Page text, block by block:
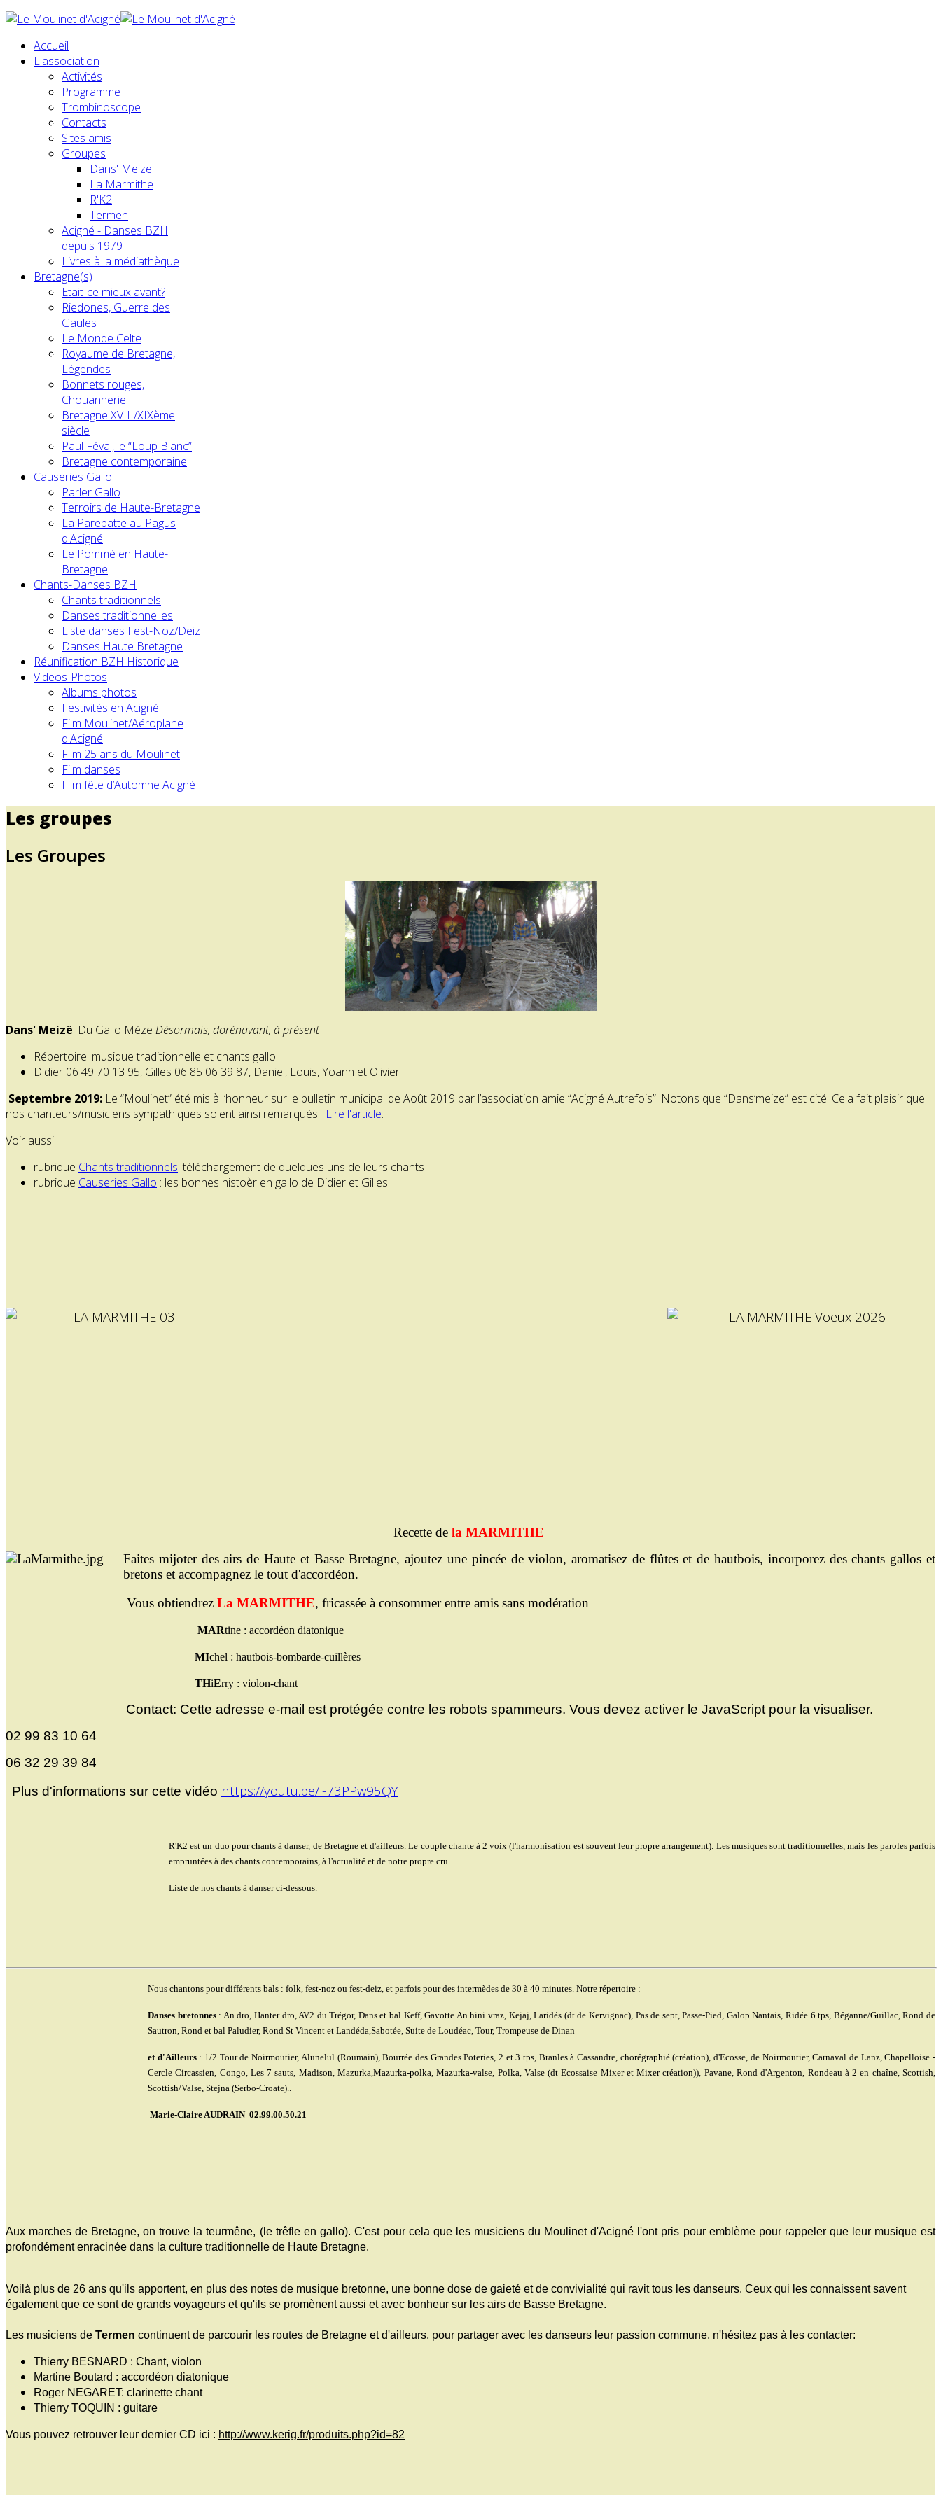
Accueil
L'association
Activités
Programme
Trombinoscope
Contacts
Sites amis
Groupes
Dans' Meizë
La Marmithe
R'K2
Termen
Acigné - Danses BZH
depuis 1979
Livres à la médiathèque
Bretagne(s)
Etait-ce mieux avant?
Riedones, Guerre des
Gaules
Le Monde Celte
Royaume de Bretagne,
Légendes
Bonnets rouges,
Chouannerie
Bretagne XVIII/XIXème
siècle
Paul Féval, le “Loup Blanc”
Bretagne contemporaine
Causeries Gallo
Parler Gallo
Terroirs de Haute-Bretagne
La Parebatte au Pagus
d'Acigné
Le Pommé en Haute-
Bretagne
Chants-Danses BZH
Chants traditionnels
Danses traditionnelles
Liste danses Fest-Noz/Deiz
Danses Haute Bretagne
Réunification BZH Historique
Videos-Photos
Albums photos
Festivités en Acigné
Film Moulinet/Aéroplane
d'Acigné
Film 25 ans du Moulinet
Film danses
Film fête d’Automne Acigné
Les groupes
Les Groupes
Dans' Meizë: Du Gallo Mézë Désormais, dorénavant, à présent
Répertoire: musique traditionnelle et chants gallo
Didier 06 49 70 13 95, Gilles 06 85 06 39 87, Daniel, Louis, Yoann et Olivier
Septembre 2019: Le “Moulinet” été mis à l’honneur sur le bulletin municipal de Août 2019 par l’association amie “Acigné Autrefois”. Notons que “Dans’meize” est cité. Cela fait plaisir que
nos chanteurs/musiciens sympathiques soient ainsi remarqués. Lire l'article.
Voir aussi
rubrique Chants traditionnels: téléchargement de quelques uns de leurs chants
rubrique Causeries Gallo : les bonnes histoèr en gallo de Didier et Gilles
Recette de la MARMITHE
Faites mijoter des airs de Haute et Basse Bretagne, ajoutez une pincée de violon, aromatisez de flûtes et de hautbois, incorporez des chants gallos et
bretons et accompagnez le tout d'accordéon.
Vous obtiendrez La MARMITHE, fricassée à consommer entre amis sans modération
MARtine : accordéon diatonique
MIchel : hautbois-bombarde-cuillères
THiErry : violon-chant
Contact: Cette adresse e-mail est protégée contre les robots spammeurs. Vous devez activer le JavaScript pour la visualiser.
02 99 83 10 64
06 32 29 39 84
Plus d'informations sur cette vidéo https://youtu.be/i-73PPw95QY
R'K2 est un duo pour chants à danser, de Bretagne et d'ailleurs. Le couple chante à 2 voix (l'harmonisation est souvent leur propre arrangement). Les musiques sont traditionnelles, mais les paroles parfois
empruntées à des chants contemporains, à l'actualité et de notre propre cru.
Liste de nos chants à danser ci-dessous.
Nous chantons pour différents bals : folk, fest-noz ou fest-deiz, et parfois pour des intermèdes de 30 à 40 minutes. Notre répertoire :
Danses bretonnes: An dro, Hanter dro, AV2 du Trégor, Dans et bal Keff, Gavotte An hini vraz, Kejaj, Laridés (dt de Kervignac), Pas de sept, Passe-Pied, Galop Nantais, Ridée 6 tps, Béganne/Guillac, Rond de
Sautron, Rond et bal Paludier, Rond St Vincent et Landéda,Sabotée, Suite de Loudéac, Tour, Trompeuse de Dinan
et d'Ailleurs: 1/2 Tour de Noirmoutier, Alunelul (Roumain), Bourrée des Grandes Poteries, 2 et 3 tps, Branles à Cassandre, chorégraphié (création), d'Ecosse, de Noirmoutier, Carnaval de Lanz, Chapelloise -
Cercle Circassien, Congo, Les 7 sauts, Madison, Mazurka,Mazurka-polka, Mazurka-valse, Polka, Valse (dt Ecossaise Mixer et Mixer création)), Pavane, Rond d'Argenton, Rondeau à 2 en chaîne, Scottish,
Scottish/Valse, Stejna (Serbo-Croate)..
Marie-Claire AUDRAIN 02.99.00.50.21
Aux marches de Bretagne, on trouve la teurmêne, (le trêfle en gallo). C'est pour cela que les musiciens du Moulinet d'Acigné l'ont pris pour emblème pour rappeler que leur musique est
profondément enracinée dans la culture traditionnelle de Haute Bretagne.
Voilà plus de 26 ans qu'ils apportent, en plus des notes de musique bretonne, une bonne dose de gaieté et de convivialité qui ravit tous les danseurs. Ceux qui les connaissent savent
également que ce sont de grands voyageurs et qu'ils se promènent aussi et avec bonheur sur les airs de Basse Bretagne.
Les musiciens de Termen continuent de parcourir les routes de Bretagne et d'ailleurs, pour partager avec les danseurs leur passion commune, n'hésitez pas à les contacter:
Thierry BESNARD : Chant, violon
Martine Boutard : accordéon diatonique
Roger NEGARET: clarinette chant
Thierry TOQUIN : guitare
Vous pouvez retrouver leur dernier CD ici : http://www.kerig.fr/produits.php?id=82